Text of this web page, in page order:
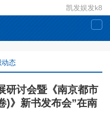
凯发娱发k8
动态
研讨会暨《南京都市
)》新书发布会”在南